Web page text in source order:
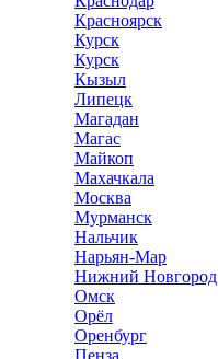
Красноярск
Курск
Курск
Кызыл
Липецк
Магадан
Магас
Майкоп
Махачкала
Москва
Мурманск
Нальчик
Нарьян-Мар
Нижний Новгород
Омск
Орёл
Оренбург
Пенза